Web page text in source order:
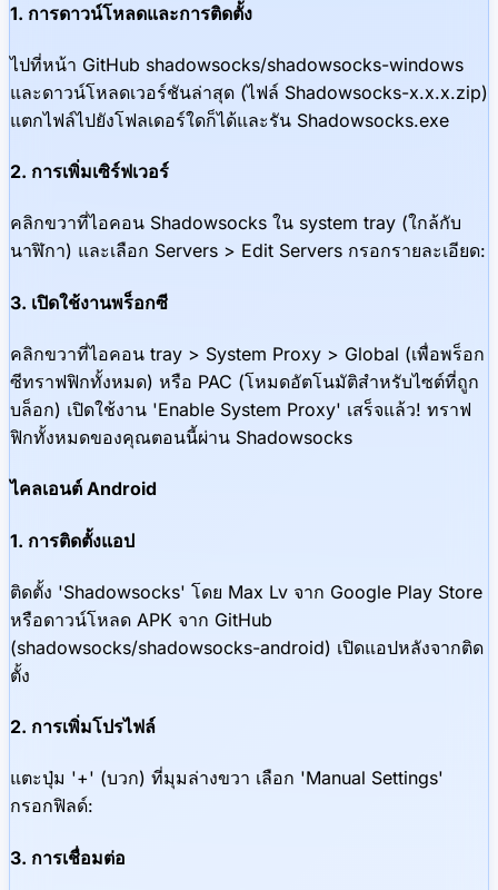
1. การดาวน์โหลดและการติดตั้ง
ไปที่หน้า GitHub shadowsocks/shadowsocks-windows
และดาวน์โหลดเวอร์ชันล่าสุด (ไฟล์ Shadowsocks-x.x.x.zip)
แตกไฟล์ไปยังโฟลเดอร์ใดก็ได้และรัน Shadowsocks.exe
2. การเพิ่มเซิร์ฟเวอร์
คลิกขวาที่ไอคอน Shadowsocks ใน system tray (ใกล้กับ
นาฬิกา) และเลือก Servers > Edit Servers กรอกรายละเอียด:
3. เปิดใช้งานพร็อกซี
คลิกขวาที่ไอคอน tray > System Proxy > Global (เพื่อพร็อก
ซีทราฟฟิกทั้งหมด) หรือ PAC (โหมดอัตโนมัติสำหรับไซต์ที่ถูก
บล็อก) เปิดใช้งาน 'Enable System Proxy' เสร็จแล้ว! ทราฟ
ฟิกทั้งหมดของคุณตอนนี้ผ่าน Shadowsocks
ไคลเอนต์ Android
1. การติดตั้งแอป
ติดตั้ง 'Shadowsocks' โดย Max Lv จาก Google Play Store
หรือดาวน์โหลด APK จาก GitHub
(shadowsocks/shadowsocks-android) เปิดแอปหลังจากติด
ตั้ง
2. การเพิ่มโปรไฟล์
แตะปุ่ม '+' (บวก) ที่มุมล่างขวา เลือก 'Manual Settings'
กรอกฟิลด์:
3. การเชื่อมต่อ